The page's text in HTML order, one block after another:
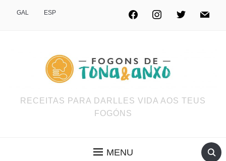
GAL ESP
RECEITAS PARA DARLLES VIDA AOS TEUS
FOGÓNS
MENU